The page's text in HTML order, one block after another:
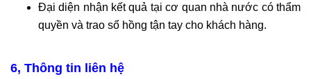
Đại diện nhận kết quả tại cơ quan nhà nước có thẩm
quyền và trao sổ hồng tận tay cho khách hàng.
6, Thông tin liên hệ